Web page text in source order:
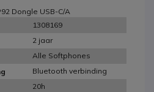
Dongle USB-C/A
1308169
2 jaar
Alle Softphones
Bluetooth verbinding
20h